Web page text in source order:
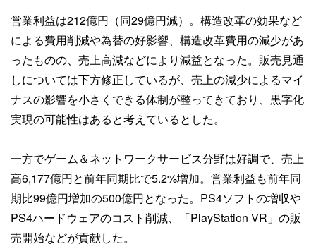
営業利益は212億円（同29億円減）。構造改革の効果など
による費用削減や為替の好影響、構造改革費用の減少があ
ったものの、売上高減などにより減益となった。販売見通
しについては下方修正しているが、売上の減少によるマイ
ナスの影響を小さくできる体制が整ってきており、黒字化
実現の可能性はあると考えているとした。
一方でゲーム＆ネットワークサービス分野は好調で、売上
高6,177億円と前年同期比で5.2%増加。営業利益も前年同
期比99億円増加の500億円となった。PS4ソフトの増収や
PS4ハードウェアのコスト削減、「PlayStation VR」の販
売開始などが貢献した。